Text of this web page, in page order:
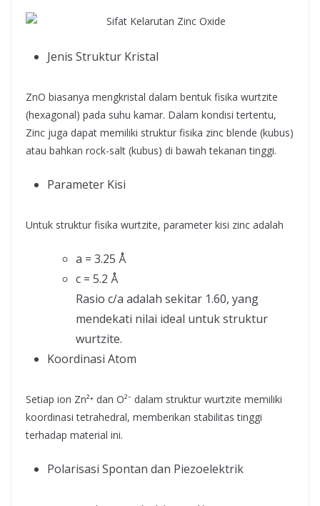
Jenis Struktur Kristal
ZnO biasanya mengkristal dalam bentuk fisika wurtzite
(hexagonal) pada suhu kamar. Dalam kondisi tertentu,
Zinc juga dapat memiliki struktur fisika zinc blende (kubus)
atau bahkan rock-salt (kubus) di bawah tekanan tinggi.
Parameter Kisi
Untuk struktur fisika wurtzite, parameter kisi zinc adalah
a = 3.25 Å
c = 5.2 Å
Rasio c/a adalah sekitar 1.60, yang
mendekati nilai ideal untuk struktur
wurtzite.
Koordinasi Atom
Setiap ion Zn²⁺ dan O²⁻ dalam struktur wurtzite memiliki
koordinasi tetrahedral, memberikan stabilitas tinggi
terhadap material ini.
Polarisasi Spontan dan Piezoelektrik